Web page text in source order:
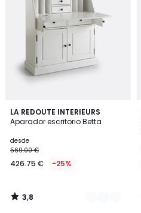
LA REDOUTE INTERIEURS
Aparador escritorio Betta
desde
569.00 €
426.75 € -25%
3,8
/ 5
2
Colores
3,8
/